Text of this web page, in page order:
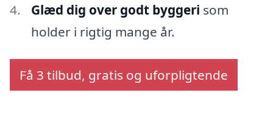
Glæd dig over godt byggeri som
holder i rigtig mange år.
Få 3 tilbud, gratis og uforpligtende